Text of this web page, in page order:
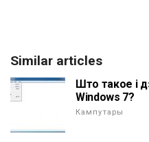
Similar articles
Што такое і
Windows 7?
Кампутары